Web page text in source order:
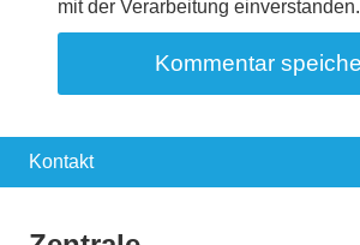
mit der Verarbeitung einverstanden.
Kontakt